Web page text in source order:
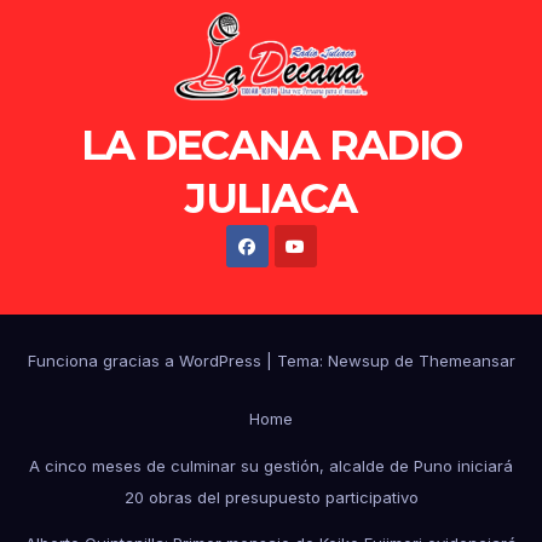
LA DECANA RADIO
JULIACA
Funciona gracias a WordPress Tema: Newsup de Themeansar
Home
A cinco meses de culminar su gestión, alcalde de Puno iniciará
20 obras del presupuesto participativo